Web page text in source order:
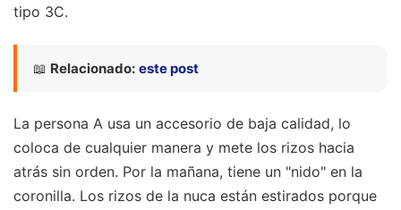
tipo 3C.
📖 Relacionado: este post
La persona A usa un accesorio de baja calidad, lo
coloca de cualquier manera y mete los rizos hacia
atrás sin orden. Por la mañana, tiene un "nido" en la
coronilla. Los rizos de la nuca están estirados porque